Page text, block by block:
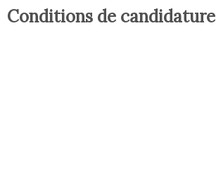
Conditions de candidature